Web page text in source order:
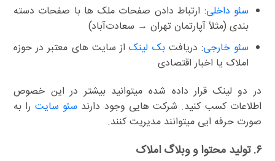
سئو داخلی: ارتباط دادن صفحات ملک ها با صفحات دسته
بندی (مثلاً آپارتمان تهران → سعادت‌آباد)
سئو خارجی: دریافتبک لینکاز سایت های معتبر در حوزه
املاک یا اخبار اقتصادی
در دو لینک قرار داده شده میتوانید بیشتر در این خصوص
اطلاعات کسب کنید. شرکت هایی وجود دارند سئو سایت را به
صورت حرفه ایی میتوانند مدیریت کنند.
۶. تولید محتوا و وبلاگ املاک